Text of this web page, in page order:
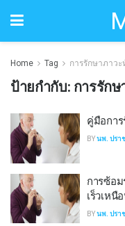
Home Tag การรักษาภาวะ
ป้ายกำกับ: การรักษ
คู่มือกา
BYนพ. ปรา
การซ้อ
เร็วเหนื
BYนพ. ปรา